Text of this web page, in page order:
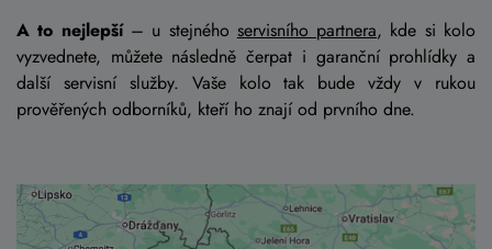
A to nejlepší– u stejného servisního partnera, kde si kolo
vyzvednete, můžete následně čerpat i garanční prohlídky a
další servisní služby. Vaše kolo tak bude vždy v rukou
prověřených odborníků, kteří ho znají od prvního dne.